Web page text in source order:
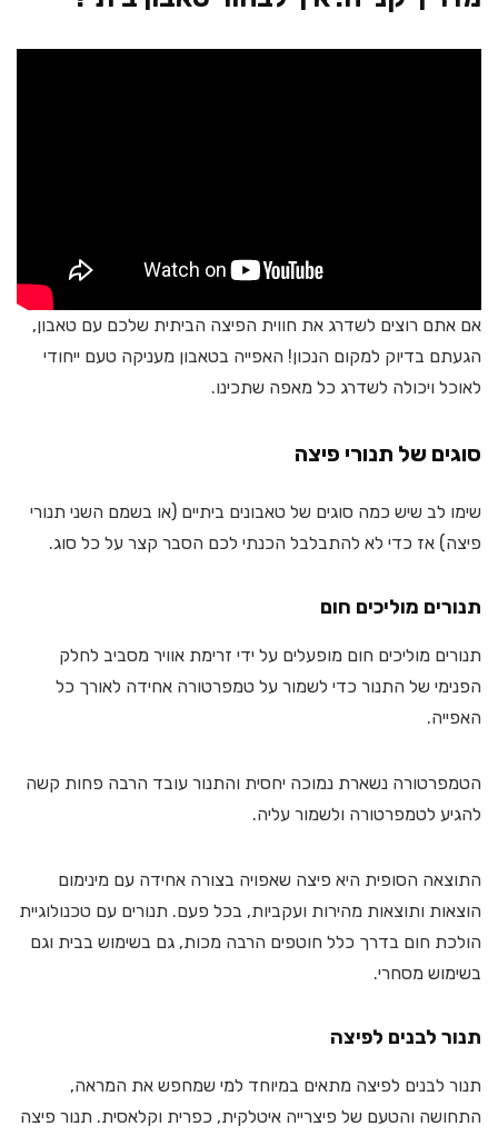
אם אתם רוצים לשדרג את חווית הפיצה הביתית שלכם עם טאבון,
הגעתם בדיוק למקום הנכון! האפייה בטאבון מעניקה טעם ייחודי
לאוכל ויכולה לשדרג כל מאפה שתכינו.
סוגים של תנורי פיצה
שימו לב שיש כמה סוגים של טאבונים ביתיים (או בשמם השני תנורי
פיצה) אז כדי לא להתבלבל הכנתי לכם הסבר קצר על כל סוג.
תנורים מוליכים חום
תנורים מוליכים חום מופעלים על ידי זרימת אוויר מסביב לחלק
הפנימי של התנור כדי לשמור על טמפרטורה אחידה לאורך כל
האפייה.
הטמפרטורה נשארת נמוכה יחסית והתנור עובד הרבה פחות קשה
להגיע לטמפרטורה ולשמור עליה.
התוצאה הסופית היא פיצה שאפויה בצורה אחידה עם מינימום
הוצאות ותוצאות מהירות ועקביות, בכל פעם. תנורים עם טכנולוגיית
הולכת חום בדרך כלל חוטפים הרבה מכות, גם בשימוש בבית וגם
בשימוש מסחרי.
תנור לבנים לפיצה
תנור לבנים לפיצה מתאים במיוחד למי שמחפש את המראה,
התחושה והטעם של פיצרייה איטלקית, כפרית וקלאסית. תנור פיצה